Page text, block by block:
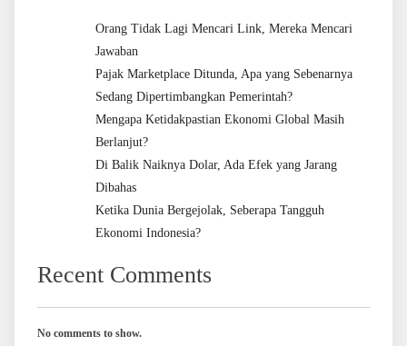
Orang Tidak Lagi Mencari Link, Mereka Mencari
Jawaban
Pajak Marketplace Ditunda, Apa yang Sebenarnya
Sedang Dipertimbangkan Pemerintah?
Mengapa Ketidakpastian Ekonomi Global Masih
Berlanjut?
Di Balik Naiknya Dolar, Ada Efek yang Jarang
Dibahas
Ketika Dunia Bergejolak, Seberapa Tangguh
Ekonomi Indonesia?
Recent Comments
No comments to show.